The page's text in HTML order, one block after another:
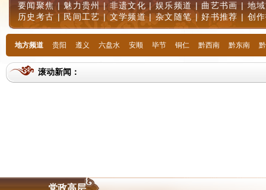
要闻聚焦| 魅力贵州|非遗文化 |娱乐频道 | 曲艺书画 | 地
历史考古 | 民间工艺 |文学频道|杂文随笔 |好书推荐 | 创
地方频道 贵阳 遵义 六盘水 安顺 毕节 铜仁 黔西南 黔东南
滚动新闻：
党政高层